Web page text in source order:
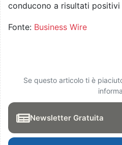
conducono a risultati positivi
Fonte: Business Wire
Se questo articolo ti è
Newsletter Gratuita